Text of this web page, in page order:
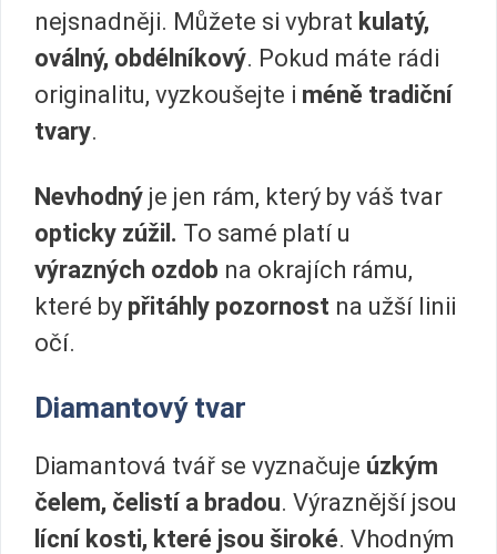
nejsnadněji. Můžete si vybrat kulatý,
oválný, obdélníkový. Pokud máte rádi
originalitu, vyzkoušejte i méně tradiční
tvary.
Nevhodný je jen rám, který by váš tvar
opticky zúžil. To samé platí u
výrazných ozdob na okrajích rámu,
které by přitáhly pozornost na užší linii
očí.
Diamantový tvar
Diamantová tvář se vyznačuje úzkým
čelem, čelistí a bradou. Výraznější jsou
lícní kosti, které jsou široké. Vhodným